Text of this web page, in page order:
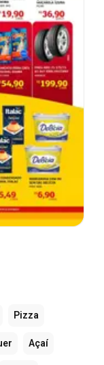
Pizza
Açaí